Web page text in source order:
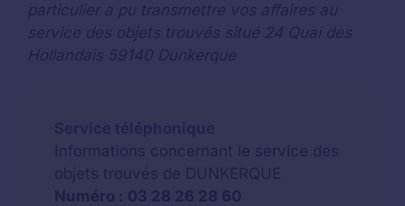
particulier a pu transmettre vos affaires au
service des objets trouvés situé 24 Quai des
Hollandais 59140 Dunkerque
Informations concernant le service des
objets trouvés de DUNKERQUE
Numéro : 03 28 26 28 60